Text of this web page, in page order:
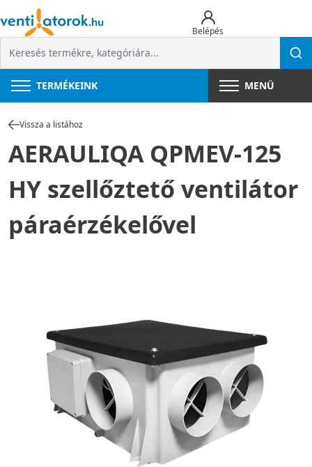
Belépés
TERMÉKEINK MENÜ
Vissza a listához
AERAULIQA QPMEV-125
HY szellőztető ventilátor
páraérzékelővel